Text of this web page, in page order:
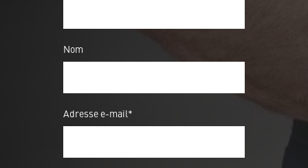
Nom
Adresse e-mail*